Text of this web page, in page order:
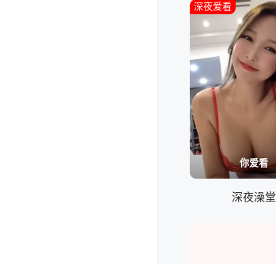
你爱看
深夜爱看
深夜澡堂